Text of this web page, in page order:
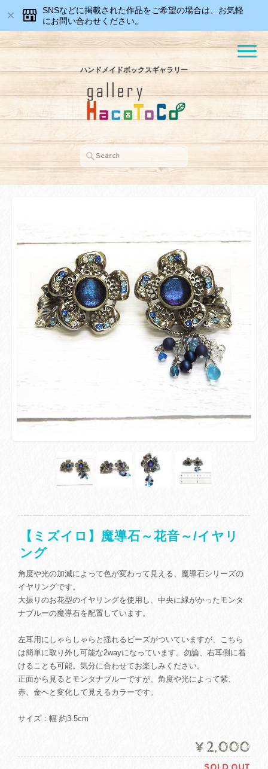
SNSなどに掲載された作品をご希望の場合は、お気軽
にお問い合わせください。
ハンドメイドボックスギャラリー
【ミズイロ】魔導石～花音～/イヤリ
ング
角度や光の加減によって色が変わって見える、魔導石シリーズの
イヤリングです。
大振りのお花型のイヤリングを使用し、中央に緑がかったモンタ
ナブルーの魔導石を配置しています。
左耳用にしゃらしゃらと揺れるビーズがついていますが、こちら
は簡単に取り外し可能な2wayになっています。勿論、右耳側に着
けることも可能。気分に合わせてお楽しみください。
正面から見るとモンタナブルーですが、角度や光によって紫、
赤、金へと変化して見えるカラーです。
サイズ：幅 約3.5cm
¥2,000